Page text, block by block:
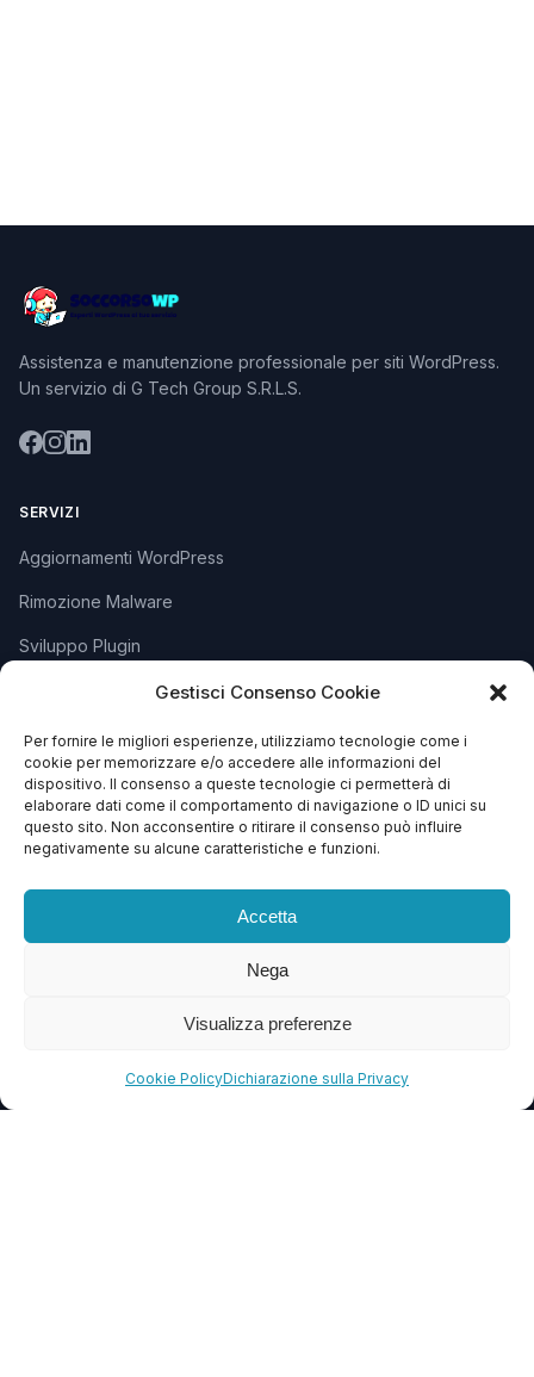
Gestisci Consenso Cookie
Per fornire le migliori esperienze, utilizziamo tecnologie come i
cookie per memorizzare e/o accedere alle informazioni del
dispositivo. Il consenso a queste tecnologie ci permetterà di
elaborare dati come il comportamento di navigazione o ID unici su
questo sito. Non acconsentire o ritirare il consenso può influire
negativamente su alcune caratteristiche e funzioni.
Accetta
Nega
Visualizza preferenze
Cookie PolicyDichiarazione sulla Privacy
Assistenza e manutenzione professionale per siti WordPress.
Un servizio di G Tech Group S.R.L.S.
SERVIZI
Aggiornamenti WordPress
Rimozione Malware
Sviluppo Plugin
SUPPORTO
Apri Ticket
Contattaci
Blog
FAQ